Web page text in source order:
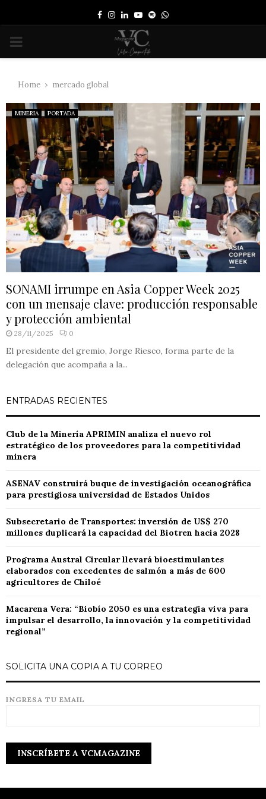
Facebook
Instagram
LinkedinYoutube
SpotifyWhatsapp
PRIMARY
Home mercado global
MINERIA PORTADA
SONAMI irrumpe en Asia Copper Week 2025
con un mensaje clave: producción responsable
y protección ambiental
28/11/2025 0
El presidente del gremio, Jorge Riesco, forma parte de la
delegación que acompaña a la...
ENTRADAS RECIENTES
Club de la Minería APRIMIN analiza el nuevo rol
estratégico de los proveedores para la competitividad
minera
ASENAV construirá buque de investigación oceanográfica
para prestigiosa universidad de Estados Unidos
Subsecretario de Transportes: inversión de US$ 270
millones duplicará la capacidad del Biotren hacia 2028
Programa Austral Circular llevará bioestimulantes
elaborados con excedentes de salmón a más de 600
agricultores de Chiloé
Macarena Vera: “Biobío 2050 es una estrategia viva para
impulsar el desarrollo, la innovación y la competitividad
regional”
SOLICITA UNA COPIA A TU CORREO
INGRESA TU EMAIL